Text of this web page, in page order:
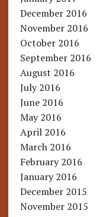
December 2016
November 2016
October 2016
September 2016
August 2016
July 2016
June 2016
May 2016
April 2016
March 2016
February 2016
January 2016
December 2015
November 2015